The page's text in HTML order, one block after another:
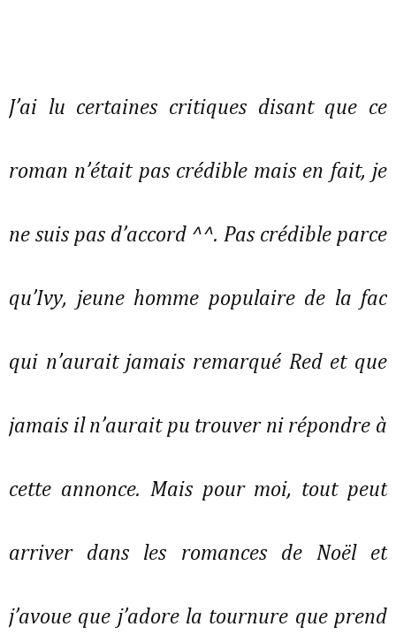
J’ai lu certaines critiques disant que ce
roman n’était pas crédible mais en fait, je
ne suis pas d’accord ^^. Pas crédible parce
qu’Ivy, jeune homme populaire de la fac
qui n’aurait jamais remarqué Red et que
jamais il n’aurait pu trouver ni répondre à
cette annonce. Mais pour moi, tout peut
arriver dans les romances de Noël et
j’avoue que j’adore la tournure que prend